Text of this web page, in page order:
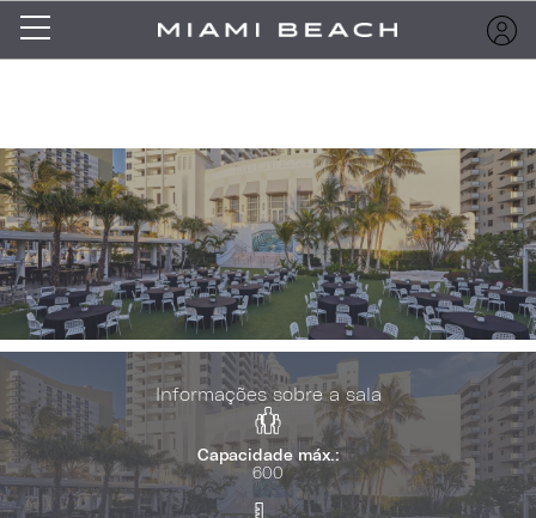
Informações sobre a sala
Capacidade máx.:
600